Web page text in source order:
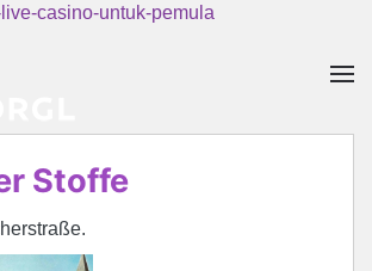
casino-untuk-pemula
Stoffe